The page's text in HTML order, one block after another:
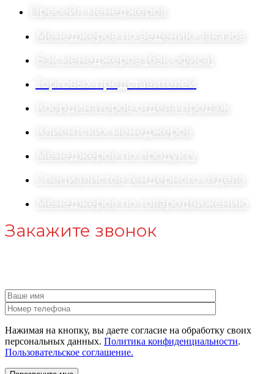
Пресейл менеджеров
Менеджеров по ведению заказов
Бэк менеджеров (бэк офиса)
Торговых представителей
Координаторов отдела продаж
Клиентских менеджеров
Менеджеров по продукту
Специалистов тендерного отдела
Менеджеров по товародвижению
Закажите звонок
Нажимая на кнопку, вы даете согласие на обработку своих
персональных данных. Политика конфиденциальности.
Пользовательское соглашение.